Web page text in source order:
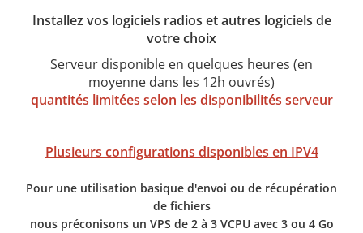
Installez vos logiciels radios et autres logiciels de
votre choix
Serveur disponible en quelques heures (en
moyenne dans les 12h ouvrés)
quantités limitées selon les disponibilités serveur
Plusieurs configurations disponibles en IPV4
Pour une utilisation basique d'envoi ou de récupération
de fichiers
nous préconisons un VPS de 2 à 3 VCPU avec 3 ou 4 Go